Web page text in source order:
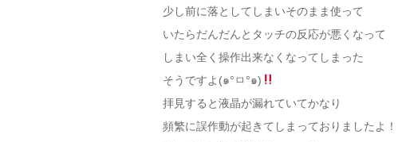
少し前に落としてしまいそのまま使って
いたらだんだんとタッチの反応が悪くなって
しまい全く操作出来なくなってしまった
そうですよ(๑°ㅁ°๑)
拝見すると液晶が漏れていてかなり
頻繁に誤作動が起きてしまっておりましたよ！